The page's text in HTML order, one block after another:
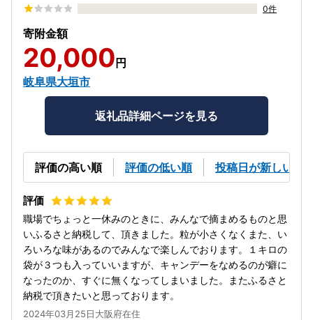
0件
寄附金額
20,000円
岐阜県大垣市
返礼品詳細ページを見る
評価の高い順 評価の低い順 投稿日が新しい順
職場でちょっと一休みのときに、みんなで摘まめるものと思
いふるさと納税して、頂きました。粒が小さくなくまた、い
ろいろな味があるのでみんなで楽しんでおります。１キロの
袋が３つも入っていいますが、キャンデーをなめるのが癖に
なったのか、すぐに無くなってしまいました。またふるさと
納税で頂きたいと思っております。
2024年03月25日大阪府在住